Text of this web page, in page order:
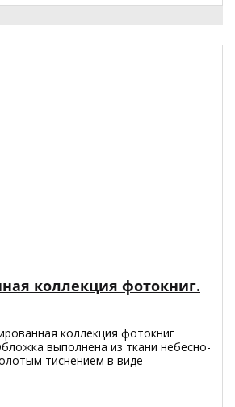
коллекция фотокниг.
коллекция фотокниг
выполнена из ткани небесно-
тиснением в виде